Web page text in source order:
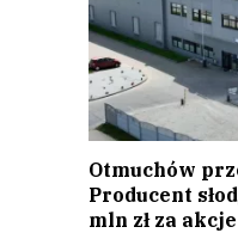
Otmuchów
Producent
mln zł za akcje